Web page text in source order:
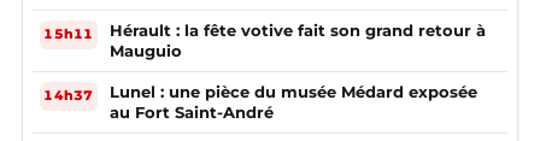
15h11
Hérault : la fête votive fait son grand retour à
Mauguio
14h37
Lunel : une pièce du musée Médard exposée
au Fort Saint-André